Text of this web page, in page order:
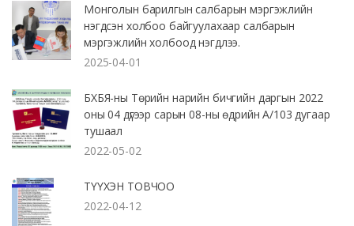
Монголын барилгын салбарын мэргэжлийн
нэгдсэн холбоо байгуулахаар салбарын
мэргэжлийн холбоод нэгдлээ.
2025-04-01
БХБЯ-ны Төрийн нарийн бичгийн даргын 2022
оны 04 дүгээр сарын 08-ны өдрийн А/103 дугаар
тушаал
2022-05-02
ТҮҮХЭН ТОВЧОО
2022-04-12